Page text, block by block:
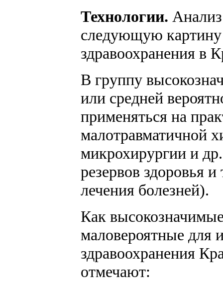
Технологии. Анализ
следующую картину
здравоохранения в
В группу
или средней
применяться на
малотравматичной
микрохирургии и
резервов здоровья
лечения болезней).
Как
маловероятные для
здравоохранения
отмечают: